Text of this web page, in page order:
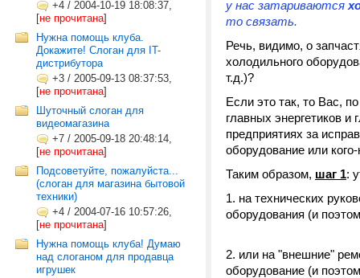
+4 / 2004-10-19 18:08:37,
[не прочитана]
Нужна помощь клуба.
Докажите! Слоган для IT-
дистрибутора
+3 / 2005-09-13 08:37:53,
[не прочитана]
Шуточный слоган для
видеомагазина
+7 / 2005-09-18 20:48:14,
[не прочитана]
Подсоветуйте, пожалуйста...
(слоган для магазина бытовой
техники)
+4 / 2004-07-16 10:57:26,
[не прочитана]
Нужна помощь клуба! Думаю
над слоганом для продавца
игрушек
у нас затариваются
то связать.
Речь, видимо, о
холодильного
т.д.)?
Если это так, то Вас,
главных энергетиков и
предприятиях за
оборудование или
Таким образом, шаг 1:
на технических
оборудования (и
или на "внешние"
оборудование (и